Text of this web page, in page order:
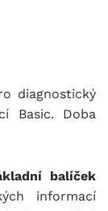
diagnostický
Basic. Doba
balíček
informací